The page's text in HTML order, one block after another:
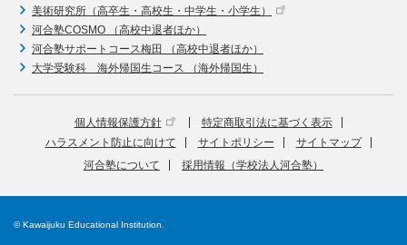
美術研究所（高卒生・高校生・中学生・小学生）
河合塾COSMO （高校中退者ほか）
河合塾サポートコース梅田 （高校中退者ほか）
大学受験科 海外帰国生コース （海外帰国生）
個人情報保護方針
特定商取引法に基づく表示
ハラスメント防止に向けて
サイトポリシー
サイトマップ
河合塾について
採用情報（学校法人河合塾）
© Kawaijuku Educational Institution.